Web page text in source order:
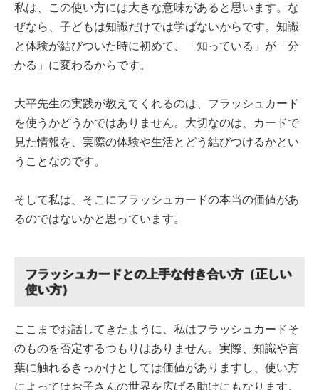
私は、この使い方には大きな意味があると思います。な
ぜなら、子どもは知識だけでは学ばないからです。知識
と体験が結びついた時に初めて、「知っている」が「分
かる」に変わるからです。
大平先生の実践が教えてくれるのは、フラッシュカード
を使うかどうかではありません。大切なのは、カードで
見た情報を、実際の体験や生活とどう結びつけるかとい
うことなのです。
そして私は、そこにフラッシュカードの本当の価値があ
るのではないかと思っています。
フラッシュカードとの上手な付き合い方（正しい
使い方）
ここまでお話してきたように、私はフラッシュカードそ
のものを否定するつもりはありません。実際、知識や言
葉に触れるきっかけとしては価値がありますし、使い方
によってはお子さんの世界を広げる助けにもなります。